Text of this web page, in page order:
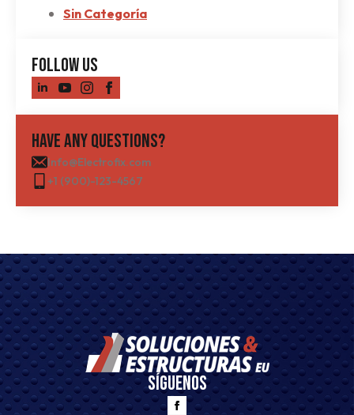
Sin Categoría
Follow Us
Have Any Questions?
Info@Electrofix.com
+1 (900)-123-4567
Síguenos